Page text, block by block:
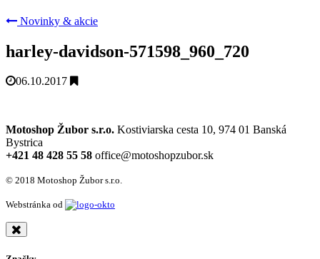
Novinky & akcie
harley-davidson-571598_960_720
06.10.2017
Motoshop Žubor s.r.o. Kostiviarska cesta 10, 974 01 Banská
Bystrica
+421 48 428 55 58 office@motoshopzubor.sk
© 2018 Motoshop Žubor s.r.o.
Webstránka od